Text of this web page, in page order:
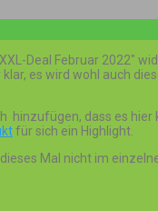
Deal Februar 2022″
es wird wohl auch
dass es
für sich ein Highlight.
Mal nicht im